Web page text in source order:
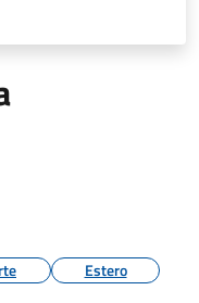
Estero